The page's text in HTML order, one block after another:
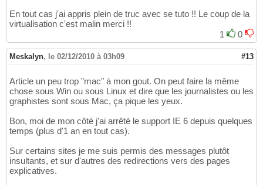
En tout cas j'ai appris plein de truc avec se tuto !! Le coup de la
virtualisation c'est malin merci !!
1
0
Meskalyn, le 02/12/2010 à 03h09 #13
Article un peu trop "mac" à mon gout. On peut faire la même
chose sous Win ou sous Linux et dire que les journalistes ou les
graphistes sont sous Mac, ça pique les yeux.
Bon, moi de mon côté j'ai arrêté le support IE 6 depuis quelques
temps (plus d'1 an en tout cas).
Sur certains sites je me suis permis des messages plutôt
insultants, et sur d'autres des redirections vers des pages
explicatives.